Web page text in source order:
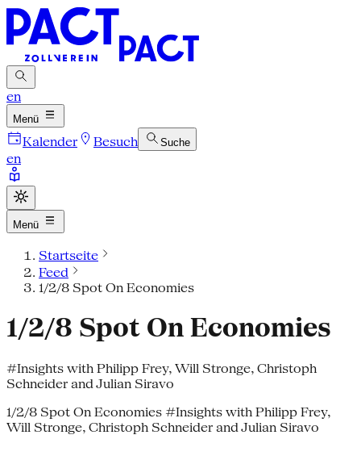
en
Menü
Kalender Besuch Suche
en
Menü
Startseite
Feed
1/2/8 Spot On Economies
1/2/8 Spot On Economies
#Insights with Philipp Frey, Will Stronge, Christoph
Schneider and Julian Siravo
1/2/8 Spot On Economies #Insights with Philipp Frey,
Will Stronge, Christoph Schneider and Julian Siravo